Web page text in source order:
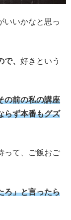
いいかなと思っ
、 好きという
の前の私の講座
らず本番もグズ
って、ご飯おご
ろ」と言ったら